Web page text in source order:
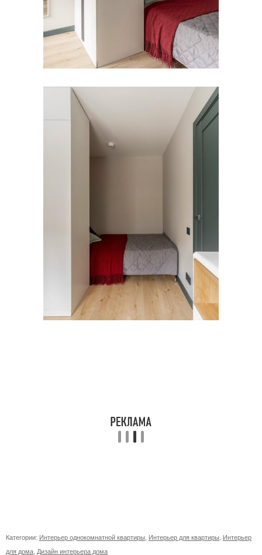
Категории: Интерьер однокомнатной квартиры, Интерьер для квартиры, Интерьер
для дома, Дизайн интерьера дома